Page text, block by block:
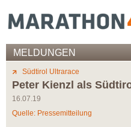
MELDUNGEN
Südtirol Ultrarace
Peter Kienzl als
16.07.19
Quelle: Pressemitteilung